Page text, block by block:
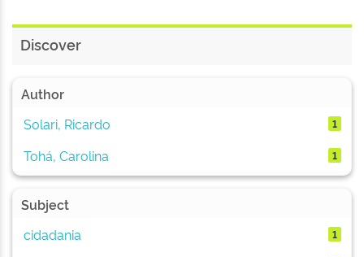
Discover
Author
Solari, Ricardo
1
Tohá, Carolina 1
Subject
cidadania
1